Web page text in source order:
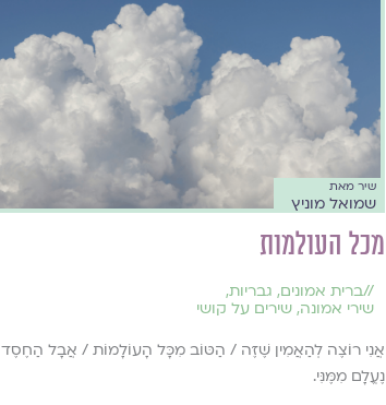
שיר מאת
שמואל מוניץ
מכל העולמות
//ברית אמונים, גבריות,
שירי אמונה,שירים על קושי
אֲנִי רוֹצֶה לְהַאֲמִין שֶׁזֶּה / הַטּוֹב מִכָּל הָעוֹלָמוֹת / אֲבָל הַחֶסֶד
נֶעֱלָם מִמֶּנִּי.